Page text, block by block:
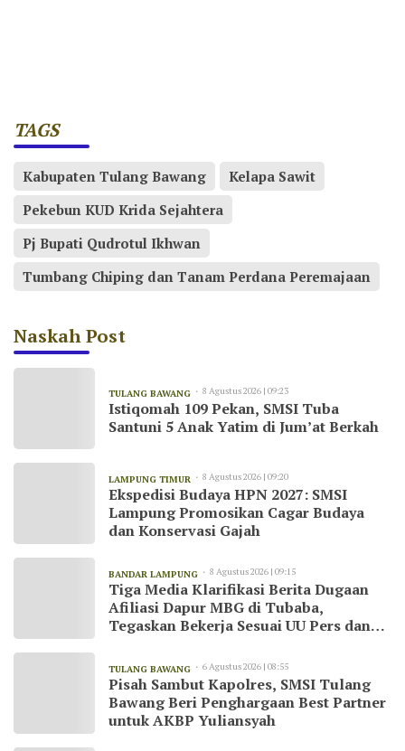
TAGS
Kabupaten Tulang Bawang
Kelapa Sawit
Pekebun KUD Krida Sejahtera
Pj Bupati Qudrotul Ikhwan
Tumbang Chiping dan Tanam Perdana Peremajaan
Naskah Post
TULANG BAWANG 8 Agustus 2026 | 09:23
Istiqomah 109 Pekan, SMSI Tuba
Santuni 5 Anak Yatim di Jum’at Berkah
LAMPUNG TIMUR 8 Agustus 2026 | 09:20
Ekspedisi Budaya HPN 2027: SMSI
Lampung Promosikan Cagar Budaya
dan Konservasi Gajah
BANDAR LAMPUNG 8 Agustus 2026 | 09:15
Tiga Media Klarifikasi Berita Dugaan
Afiliasi Dapur MBG di Tubaba,
Tegaskan Bekerja Sesuai UU Pers dan
TULANG BAWANG 6 Agustus 2026 | 08:55
Pisah Sambut Kapolres, SMSI Tulang
Bawang Beri Penghargaan Best Partner
untuk AKBP Yuliansyah